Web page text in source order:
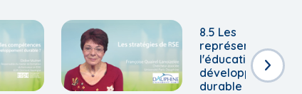
8.5 Les
représentations de
l'éducation au
développement
durable